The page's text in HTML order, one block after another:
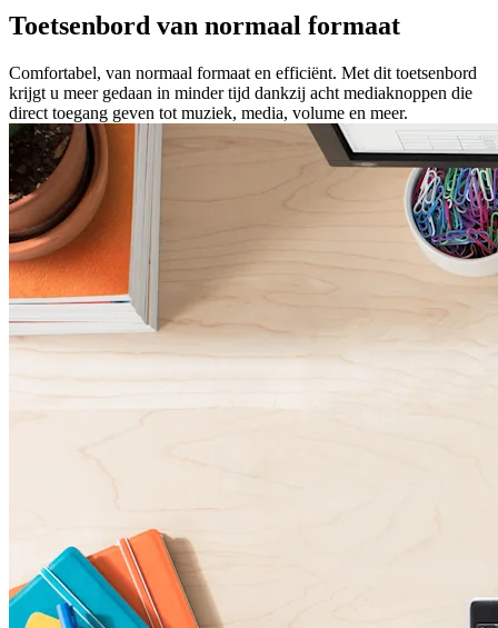
Toetsenbord van normaal formaat
Comfortabel, van normaal formaat en efficiënt. Met dit toetsenbord
krijgt u meer gedaan in minder tijd dankzij acht mediaknoppen die
direct toegang geven tot muziek, media, volume en meer.